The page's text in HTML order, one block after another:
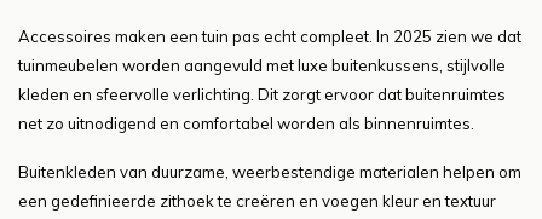
Accessoires maken een tuin pas echt compleet. In 2025 zien we dat
tuinmeubelen worden aangevuld met luxe buitenkussens, stijlvolle
kleden en sfeervolle verlichting. Dit zorgt ervoor dat buitenruimtes
net zo uitnodigend en comfortabel worden als binnenruimtes.
Buitenkleden van duurzame, weerbestendige materialen helpen om
een gedefinieerde zithoek te creëren en voegen kleur en textuur